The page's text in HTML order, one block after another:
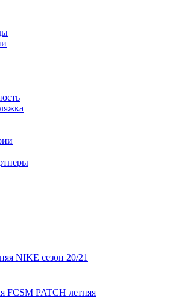
NIKE сезон 20/21
FCSM PATCH летняя